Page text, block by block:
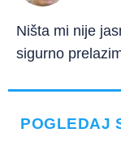
Ništa mi nije
sigurno
POGLEDAJ